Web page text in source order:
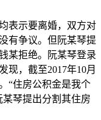
示要离婚，双方对
有争议。但阮某琴提
某拒绝。阮某琴登录
现，截至2017年10月
“住房公积金是我个
琴提出分割其住房